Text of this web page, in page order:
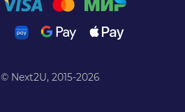
© Next2U, 2015-2026